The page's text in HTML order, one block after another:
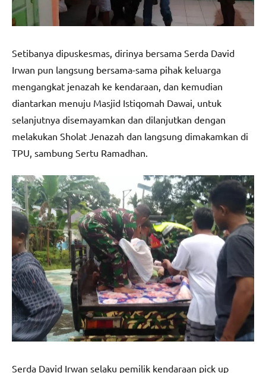
Setibanya dipuskesmas, dirinya bersama Serda David
Irwan pun langsung bersama-sama pihak keluarga
mengangkat jenazah ke kendaraan, dan kemudian
diantarkan menuju Masjid Istiqomah Dawai, untuk
selanjutnya disemayamkan dan dilanjutkan dengan
melakukan Sholat Jenazah dan langsung dimakamkan di
TPU, sambung Sertu Ramadhan.
Serda David Irwan selaku pemilik kendaraan pick up